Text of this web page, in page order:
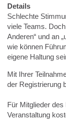
Details
Schlechte
viele Teams.
Anderen“ und an
wie können
eigene Haltung
Mit Ihrer
der Registrierung
Für Mitglieder
Veranstaltung